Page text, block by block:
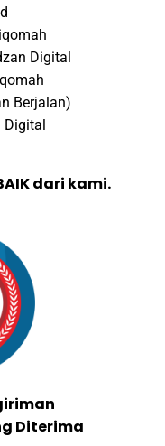
Digital
Berjalan)
dari kami.
Diterima